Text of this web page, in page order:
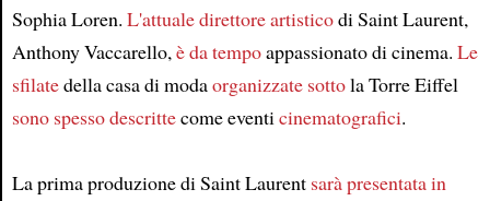
Sophia Loren. L'attuale direttore artisticodi Saint Laurent,
Anthony Vaccarello, è da tempoappassionato di cinema. Le
sfilatedella casa di modaorganizzate sottola Torre Eiffel
sono spesso descrittecome eventi cinematografici.
La prima produzione di Saint Laurent sarà presentata in